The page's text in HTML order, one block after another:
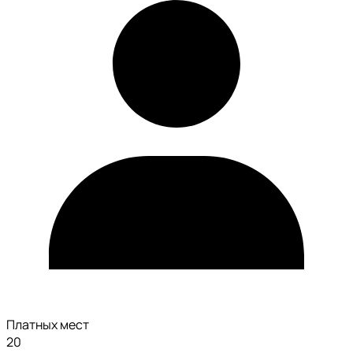
Платных мест
20